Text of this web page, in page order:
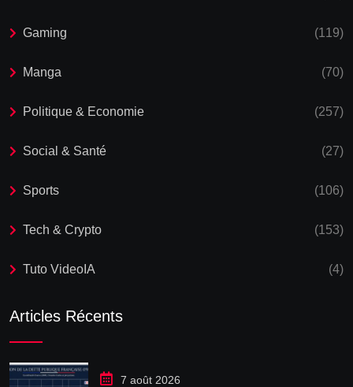
Gaming (119)
Manga (70)
Politique & Economie (257)
Social & Santé (27)
Sports (106)
Tech & Crypto (153)
Tuto VideoIA (4)
Articles Récents
7 août 2026